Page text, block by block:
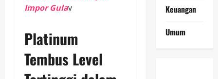
Impor Gulav
Platinum
Tembus Level
Keuangan
Umum